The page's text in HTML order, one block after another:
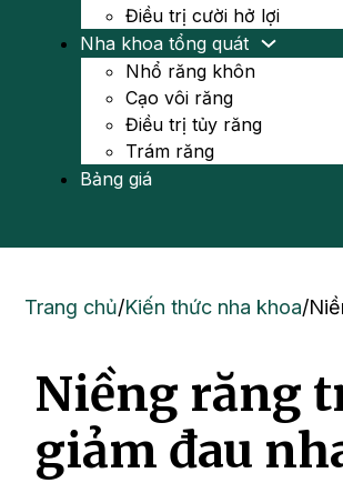
Điều trị cười hở lợi
Nha khoa tổng quát
Nhổ răng khôn
Cạo vôi răng
Điều trị tủy răng
Trám răng
Bảng giá
Trang chủ/Kiến thức nha khoa/
Niềng răng
giảm đau